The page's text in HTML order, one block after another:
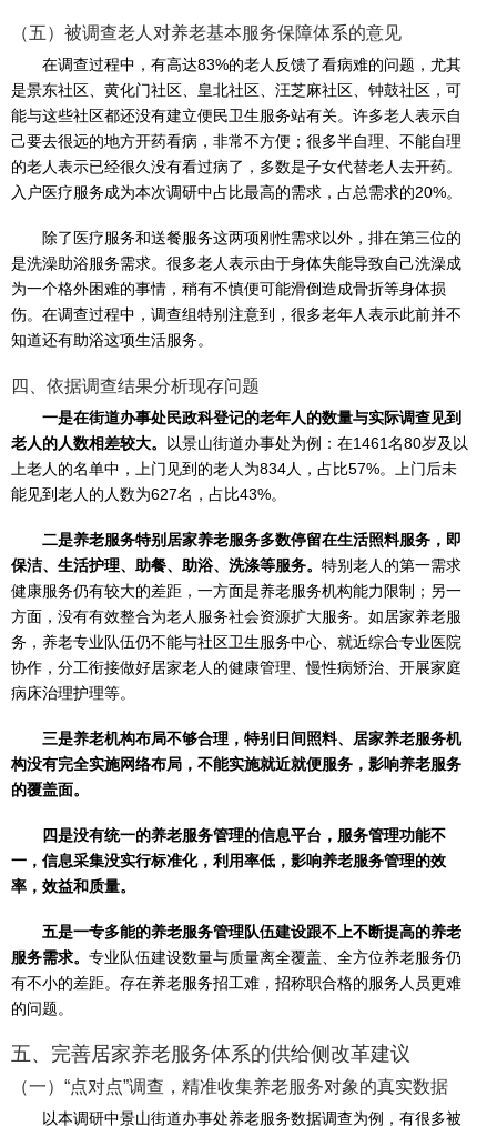
（五）被调查老人对养老基本服务保障体系的意见
在调查过程中，有高达83%的老人反馈了看病难的问题，尤其
是景东社区、黄化门社区、皇北社区、汪芝麻社区、钟鼓社区，可
能与这些社区都还没有建立便民卫生服务站有关。许多老人表示自
己要去很远的地方开药看病，非常不方便；很多半自理、不能自理
的老人表示已经很久没有看过病了，多数是子女代替老人去开药。
入户医疗服务成为本次调研中占比最高的需求，占总需求的20%。
除了医疗服务和送餐服务这两项刚性需求以外，排在第三位的
是洗澡助浴服务需求。很多老人表示由于身体失能导致自己洗澡成
为一个格外困难的事情，稍有不慎便可能滑倒造成骨折等身体损
伤。在调查过程中，调查组特别注意到，很多老年人表示此前并不
知道还有助浴这项生活服务。
四、依据调查结果分析现存问题
​一是在街道办事处民政科登记的老年人的数量与实际调查见到
老人的人数相差较大。
以景山街道办事处为例：在1461名80岁及以
上老人的名单中，上门见到的老人为834人，占比57%。上门后未
能见到老人的人数为627名，占比43%。
二是养老服务特别居家养老服务多数停留在生活照料服务，即
保洁、生活护理、助餐、助浴、洗涤等服务。 特别老人的第一需求
健康服务仍有较大的差距，一方面是养老服务机构能力限制；另一
方面，没有有效整合为老人服务社会资源扩大服务。如居家养老服
务，养老专业队伍仍不能与社区卫生服务中心、就近综合专业医院
协作，分工衔接做好居家老人的健康管理、慢性病矫治、开展家庭
病床治理护理等。
三是养老机构布局不够合理，特别日间照料、居家养老服务机
构没有完全实施网络布局，不能实施就近就便服务，影响养老服务
的覆盖面。
四是没有统一的养老服务管理的信息平台，服务管理功能不
一，信息采集没实行标准化，利用率低，影响养老服务管理的效
率，效益和质量。
五是一专多能的养老服务管理队伍建设跟不上不断提高的养老
服务需求。 专业队伍建设数量与质量离全覆盖、全方位养老服务仍
有不小的差距。存在养老服务招工难，招称职合格的服务人员更难
的问题。
五、完善居家养老服务体系的供给侧改革建议
​（一）“点对点”调查，精准收集养老服务对象的真实数据
以本调研中景山街道办事处养老服务数据调查为例，有很多被